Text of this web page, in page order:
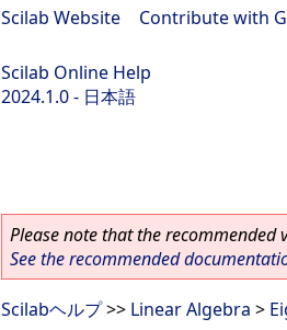
Scilab Website Contribute with
Scilab Online Help
2024.1.0 - 日本語
Please note that the recommended
See the recommended
Scilabヘルプ>> Linear Algebra >